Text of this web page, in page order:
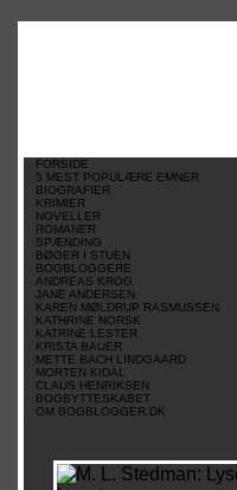
FORSIDE
5 MEST POPULÆRE EMNER
BIOGRAFIER
KRIMIER
NOVELLER
ROMANER
SPÆNDING
BØGER I STUEN
BOGBLOGGERE
ANDREAS KROG
JANE ANDERSEN
KAREN MØLDRUP RASMUSSEN
KATHRINE NORSK
KATRINE LESTER
KRISTA BAUER
METTE BACH LINDGAARD
MORTEN KIDAL
CLAUS HENRIKSEN
BOGBYTTESKABET
OM BOGBLOGGER.DK